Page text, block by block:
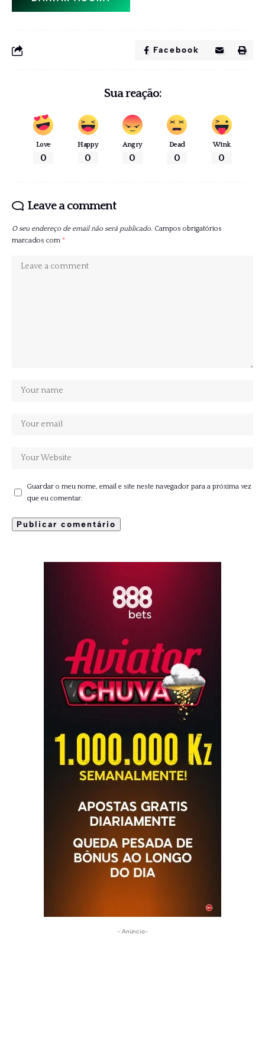
Facebook
Sua reação:
Love
0
Happy
0
Angry
0
Dead
0
Wink
0
Leave a comment
O seu endereço de email não será publicado. Campos obrigatórios
marcados com *
Guardar o meu nome, email e site neste navegador para a próxima vez
que eu comentar.
- Anúncio-